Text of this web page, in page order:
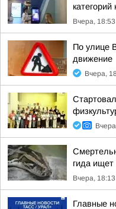
Вчера, 18:53
По улице
движение
Вчера,
гида ищет
Вчера, 18:13
Главные